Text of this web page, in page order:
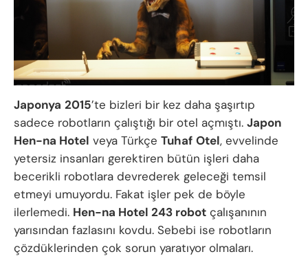
Japonya 2015’te bizleri bir kez daha şaşırtıp
sadece robotların çalıştığı bir otel açmıştı. Japon
Hen-na Hotel veya Türkçe Tuhaf Otel, evvelinde
yetersiz insanları gerektiren bütün işleri daha
becerikli robotlara devrederek geleceği temsil
etmeyi umuyordu. Fakat işler pek de böyle
ilerlemedi. Hen-na Hotel 243 robot çalışanının
yarısından fazlasını kovdu. Sebebi ise robotların
çözdüklerinden çok sorun yaratıyor olmaları.